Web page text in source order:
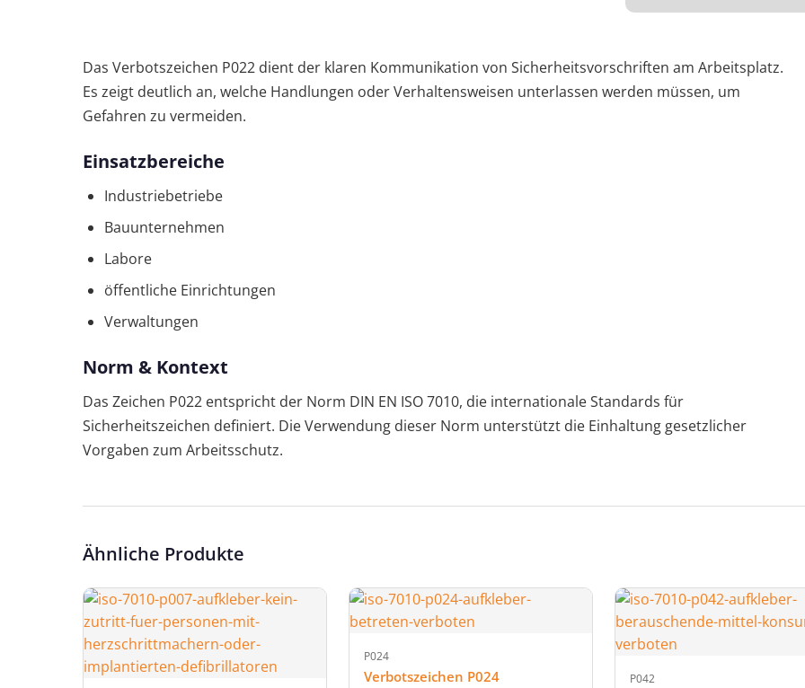
Das Verbotszeichen P022 dient der klaren Kommunikation von Sicherheitsvorschriften am Arbeitsplatz.
Es zeigt deutlich an, welche Handlungen oder Verhaltensweisen unterlassen werden müssen, um
Gefahren zu vermeiden.
Einsatzbereiche
Industriebetriebe
Bauunternehmen
Labore
öffentliche Einrichtungen
Verwaltungen
Norm & Kontext
Das Zeichen P022 entspricht der Norm DIN EN ISO 7010, die internationale Standards für
Sicherheitszeichen definiert. Die Verwendung dieser Norm unterstützt die Einhaltung gesetzlicher
Vorgaben zum Arbeitsschutz.
Ähnliche Produkte
P024
Verbotszeichen P024 P042